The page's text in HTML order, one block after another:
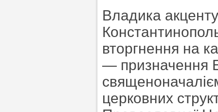
Владика
вторгнення на
— призначення
церковних